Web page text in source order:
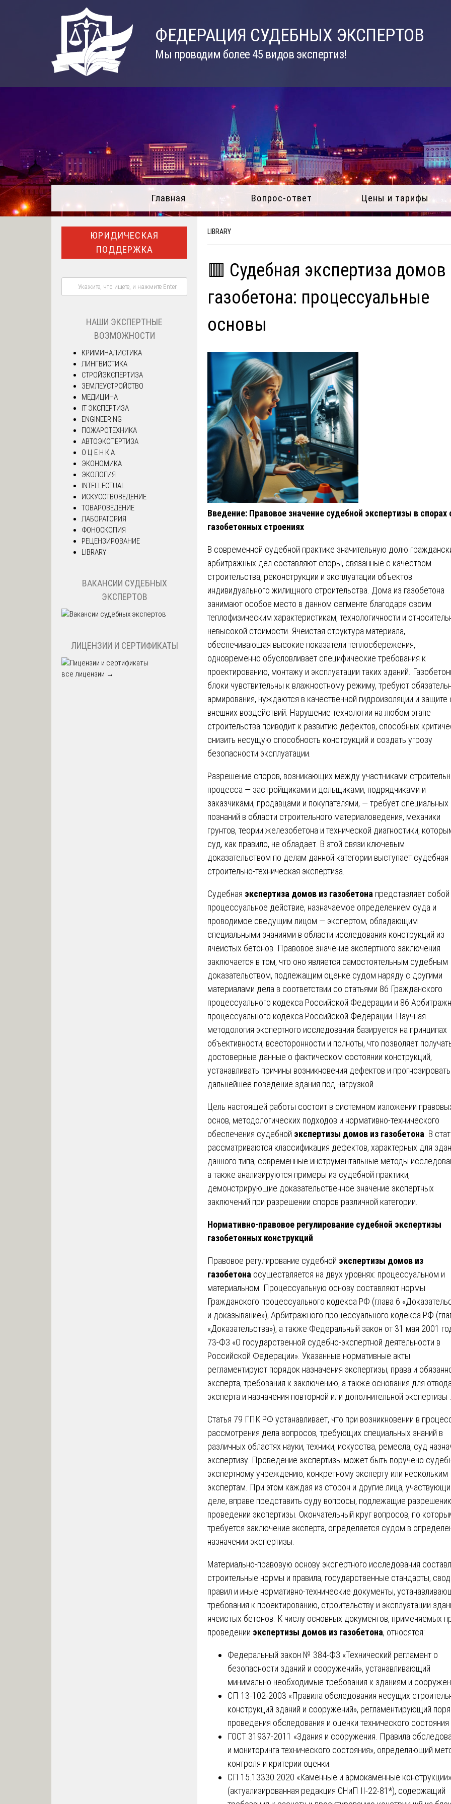
ФЕДЕРАЦИЯ СУДЕБНЫХ ЭКСПЕРТОВ
Мы проводим более 45 видов экспертиз!
Главная Вопрос-ответ Цены и тарифы
LIBRARY
🟥 Судебная экспертиза домов
газобетона: процессуальные
основы
Введение: Правовое значение судебной экспертизы в спорах
газобетонных строениях
В современной судебной практике значительную долю
арбитражных дел составляют споры, связанные с качеством
строительства, реконструкции и эксплуатации объектов
индивидуального жилищного строительства. Дома из газобетона
занимают особое место в данном сегменте благодаря своим
теплофизическим характеристикам, технологичности и
невысокой стоимости. Ячеистая структура материала,
обеспечивающая высокие показатели теплосбережения,
одновременно обусловливает специфические требования к
проектированию, монтажу и эксплуатации таких зданий.
блоки чувствительны к влажностному режиму, требуют
армирования, нуждаются в качественной гидроизоляции и защите
внешних воздействий. Нарушение технологии на любом этапе
строительства приводит к развитию дефектов, способных
снизить несущую способность конструкций и создать угрозу
безопасности эксплуатации.
Разрешение споров, возникающих между участниками
процесса — застройщиками и дольщиками, подрядчиками и
заказчиками, продавцами и покупателями, — требует специальных
познаний в области строительного материаловедения, механики
грунтов, теории железобетона и технической диагностики,
суд, как правило, не обладает. В этой связи ключевым
доказательством по делам данной категории выступает судебная
строительно-техническая экспертиза.
Судебная экспертиза домов из газобетона представляет собой
процессуальное действие, назначаемое определением суда и
проводимое сведущим лицом — экспертом, обладающим
специальными знаниями в области исследования конструкций из
ячеистых бетонов. Правовое значение экспертного заключения
заключается в том, что оно является самостоятельным судебным
доказательством, подлежащим оценке судом наряду с другими
материалами дела в соответствии со статьями 86 Гражданского
процессуального кодекса Российской Федерации и 86
процессуального кодекса Российской Федерации. Научная
методология экспертного исследования базируется на принципах
объективности, всесторонности и полноты, что позволяет
достоверные данные о фактическом состоянии конструкций,
устанавливать причины возникновения дефектов и прогнозировать
дальнейшее поведение здания под нагрузкой .
Цель настоящей работы состоит в системном изложении
основ, методологических подходов и нормативно-технического
обеспечения судебной экспертизы домов из газобетона . В
рассматриваются классификация дефектов, характерных для
данного типа, современные инструментальные методы
а также анализируются примеры из судебной практики,
демонстрирующие доказательственное значение экспертных
заключений при разрешении споров различной категории.
Нормативно-правовое регулирование судебной экспертизы
газобетонных конструкций
Правовое регулирование судебной экспертизы домов из
газобетона осуществляется на двух уровнях: процессуальном и
материальном. Процессуальную основу составляют нормы
Гражданского процессуального кодекса РФ (глава 6
и доказывание»), Арбитражного процессуального кодекса РФ
«Доказательства»), а также Федеральный закон от 31 мая 2001
73-ФЗ «О государственной судебно-экспертной деятельности в
Российской Федерации». Указанные нормативные акты
регламентируют порядок назначения экспертизы, права и
эксперта, требования к заключению, а также основания для отвода
эксперта и назначения повторной или дополнительной экспертизы .
Статья 79 ГПК РФ устанавливает, что при возникновении в
рассмотрения дела вопросов, требующих специальных знаний в
различных областях науки, техники, искусства, ремесла, суд
экспертизу. Проведение экспертизы может быть поручено
экспертному учреждению, конкретному эксперту или нескольким
экспертам. При этом каждая из сторон и другие лица,
деле, вправе представить суду вопросы, подлежащие
проведении экспертизы. Окончательный круг вопросов, по
требуется заключение эксперта, определяется судом в
назначении экспертизы.
Материально-правовую основу экспертного исследования
строительные нормы и правила, государственные стандарты,
правил и иные нормативно-технические документы,
требования к проектированию, строительству и эксплуатации
ячеистых бетонов. К числу основных документов, применяемых
проведении экспертизы домов из газобетона, относятся:
Федеральный закон № 384-ФЗ «Технический регламент о
безопасности зданий и сооружений», устанавливающий
минимально необходимые требования к зданиям и
СП 13-102-2003 «Правила обследования несущих
конструкций зданий и сооружений», регламентирующий
проведения обследования и оценки технического состояния .
ГОСТ 31937-2011 «Здания и сооружения. Правила
и мониторинга технического состояния», определяющий
контроля и критерии оценки.
СП 15.13330.2020 «Каменные и армокаменные конструкции»
(актуализированная редакция СНиП II-22-81*), содержащий
ЮРИДИЧЕСКАЯ
ПОДДЕРЖКА
НАШИ ЭКСПЕРТНЫЕ
ВОЗМОЖНОСТИ
КРИМИНАЛИСТИКА
ЛИНГВИСТИКА
СТРОЙЭКСПЕРТИЗА
ЗЕМЛЕУСТРОЙСТВО
МЕДИЦИНА
IT ЭКСПЕРТИЗА
ENGINEERING
ПОЖАРОТЕХНИКА
АВТОЭКСПЕРТИЗА
О Ц Е Н К А
ЭКОНОМИКА
ЭКОЛОГИЯ
INTELLECTUAL
ИСКУССТВОВЕДЕНИЕ
ТОВАРОВЕДЕНИЕ
ЛАБОРАТОРИЯ
ФОНОСКОПИЯ
РЕЦЕНЗИРОВАНИЕ
LIBRARY
ВАКАНСИИ СУДЕБНЫХ
ЭКСПЕРТОВ
ЛИЦЕНЗИИ И СЕРТИФИКАТЫ
все лицензии →